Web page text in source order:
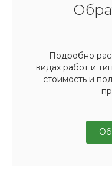
Подробно
видах работ и
стоимость и